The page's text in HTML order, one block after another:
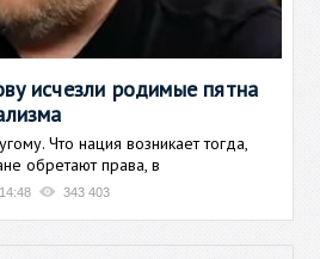
исчезли родимые пятна
Что нация возникает тогда,
обретают права, в
343 403